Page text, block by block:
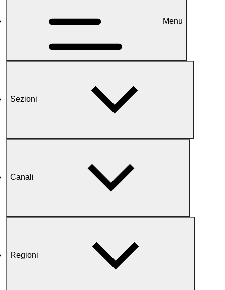
Menu
Sezioni
Canali
Regioni